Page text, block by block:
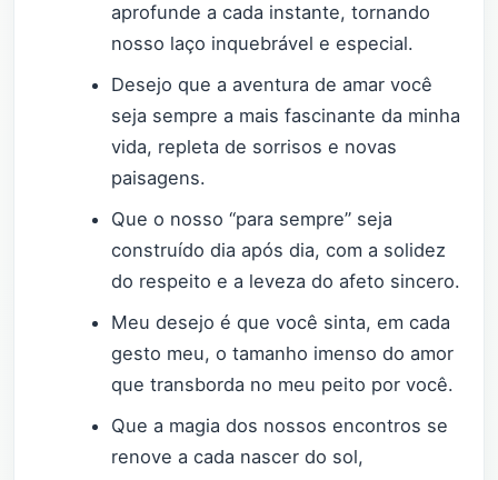
aprofunde a cada instante, tornando
nosso laço inquebrável e especial.
Desejo que a aventura de amar você
seja sempre a mais fascinante da minha
vida, repleta de sorrisos e novas
paisagens.
Que o nosso “para sempre” seja
construído dia após dia, com a solidez
do respeito e a leveza do afeto sincero.
Meu desejo é que você sinta, em cada
gesto meu, o tamanho imenso do amor
que transborda no meu peito por você.
Que a magia dos nossos encontros se
renove a cada nascer do sol,